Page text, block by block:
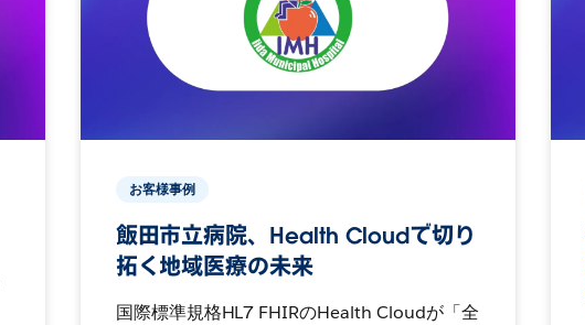
お客様事例
飯田市立病院、Health Cloudで切り
拓く地域医療の未来
国際標準規格HL7 FHIRのHealth Cloudが「全